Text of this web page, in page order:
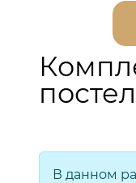
В данном